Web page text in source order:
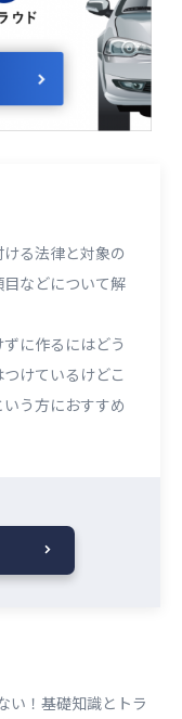
る法律と対象の
などについて解
ずに作るにはどう
けているけどこ
う方におすすめ
い！基礎知識とトラ